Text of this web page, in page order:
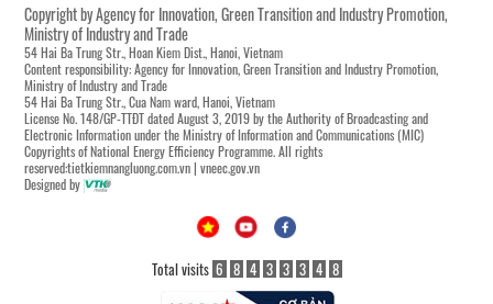
Copyright by Agency for Innovation, Green Transition and Industry Promotion,
Ministry of Industry and Trade
54 Hai Ba Trung Str., Hoan Kiem Dist., Hanoi, Vietnam
Content responsibility: Agency for Innovation, Green Transition and Industry Promotion,
Ministry of Industry and Trade
54 Hai Ba Trung Str., Cua Nam ward, Hanoi, Vietnam
License No. 148/GP-TTĐT dated August 3, 2019 by the Authority of Broadcasting and
Electronic Information under the Ministry of Information and Communications (MIC)
Copyrights of National Energy Efficiency Programme. All rights
reserved:tietkiemnangluong.com.vn | vneec.gov.vn
Designed by
Total visits 6 8 4 3 3 3 4 8